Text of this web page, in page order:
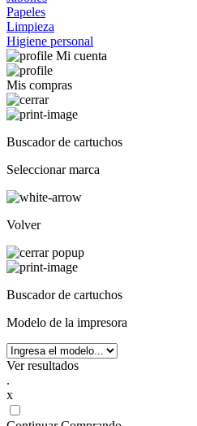
Papeles
Limpieza
Higiene personal
Mi cuenta
Mis compras
Buscador de cartuchos
Seleccionar marca
Volver
Buscador de cartuchos
Modelo de la impresora
Ver resultados
.
x